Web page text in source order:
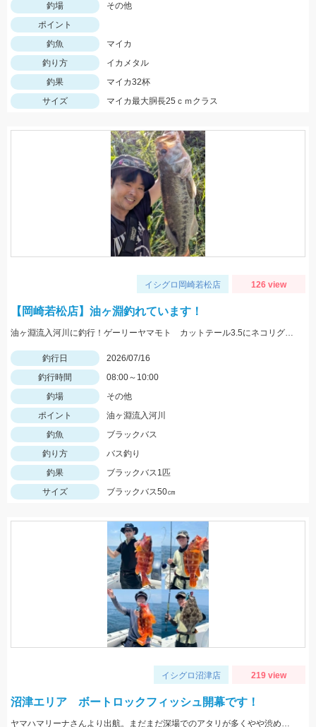
釣場
その他
ポイント
釣魚
マイカ
釣り方
イカメタル
釣果
マイカ32杯
サイズ
マイカ最大胴長25ｃｍクラス
イシグロ岡崎若松店 126 view
【岡崎若松店】油ヶ淵釣れています！
油ヶ淵流入河川に釣行！ゲーリーヤマモト カットテール3.5にネコリグ0.3ｇでヒット！カットテールは初心者オススメですよ！！
釣行日
2026/07/16
釣行時間
08:00～10:00
釣場
その他
ポイント
油ヶ淵流入河川
釣魚
ブラックバス
釣り方
バス釣り
釣果
ブラックバス1匹
サイズ
ブラックバス50㎝
イシグロ沼津店 219 view
沼津エリア ボートロックフィッシュ開幕です！
ヤマハマリーナさんより出航。まだまだ深場でのアタリが多くやや渋めでしたが、良型が混ざり楽しめました。